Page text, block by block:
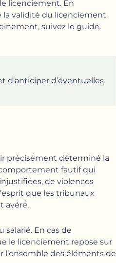
licenciement. En
validité du licenciement.
suivez le guide.
d’anticiper d’éventuelles
précisément déterminé la
comportement fautif qui
de violences
que les tribunaux
avéré.
En cas de
le licenciement repose sur
l’ensemble des éléments de